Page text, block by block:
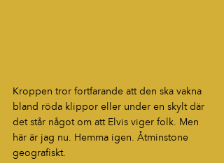
Kroppen tror fortfarande att den ska vakna
bland röda klippor eller under en skylt där
det står något om att Elvis viger folk. Men
här är jag nu. Hemma igen. Åtminstone
geografiskt.